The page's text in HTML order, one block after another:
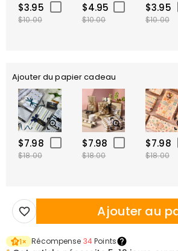
$3.95
$10.00
$4.95
$10.00
$3.95
$10.00
Ajouter du papier cadeau
$7.98
$18.00
$7.98
$18.00
$7.98
$18.00
Ajouter au
1× Récompense 34Points